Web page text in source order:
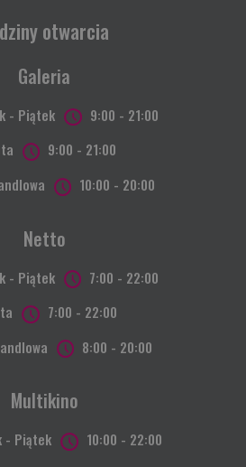
otwarcia
Galeria
- Piątek
9:00 - 21:00
9:00 - 21:00
10:00 - 20:00
Netto
- Piątek
7:00 - 22:00
7:00 - 22:00
8:00 - 20:00
Multikino
- Piątek
10:00 - 22:00